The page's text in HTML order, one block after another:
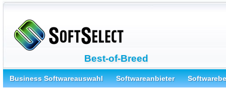
Best-of-Breed
Business Softwareauswahl Softwareanbieter